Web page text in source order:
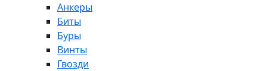
Анкеры
Биты
Буры
Винты
Гвозди